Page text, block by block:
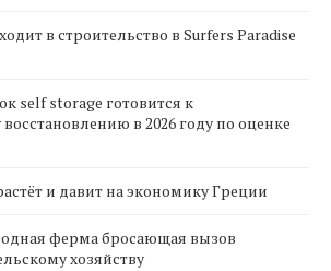
в строительство в Surfers Paradise
self storage готовится к
в 2026 году по оценке
и давит на экономику Греции
ферма бросающая вызов
хозяйству